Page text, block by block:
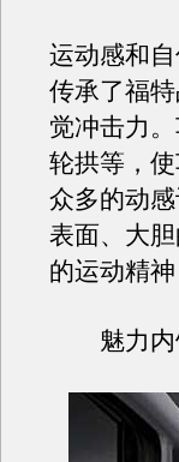
运动感和
传承了福
觉冲击力
轮拱等，
众多的动
表面、大
的运动精
魅力内